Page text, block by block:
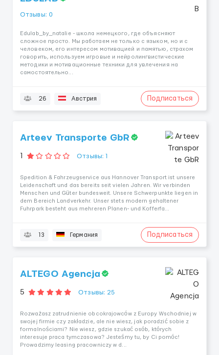
Отзывы: 0
Edulab_by_natalie - школа немецкого, где объясняют
сложное просто. Мы работаем не только с языком, но и с
человеком, его интересом мотивацией и памятью, страхом
говорить, используем игровые и нейролингвистические
методики и мотивационные техники для увлечения на
самостоятельно...
26 Австрия Подписаться
Arteev Transporte GbR
Отзывы: 1
Spedition & Fahrzeugservice aus Hannover Transport ist unsere
Leidenschaft und das bereits seit vielen Jahren. Wir verbinden
Menschen und Güter bundesweit. Unsere Schwerpunkte liegen in
dem Bereich Landverkehr. Unser stets modern gehaltener
Fuhrpark besteht aus mehreren Planen- und Kofferfa...
13 Германия Подписаться
ALTEGO Agencja
5 Отзывы: 25
Rozważasz zatrudnienie obcokrajowców z Europy Wschodniej w
swojej firmie czy zakładzie, ale nie wiesz, jak poradzić sobie z
formalnościami? Nie wiesz, gdzie szukać osób, których
interesuje praca tymczasowa? Jesteśmy tu, by Ci pomóc!
Prowadzimy leasing pracowniczy w d...